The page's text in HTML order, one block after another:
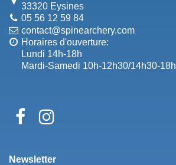
33320 Eysines
05 56 12 59 84
contact@spinearchery.com
Horaires d'ouverture:
Lundi 14h-18h
Mardi-Samedi 10h-12h30/14h30-18h
Newsletter